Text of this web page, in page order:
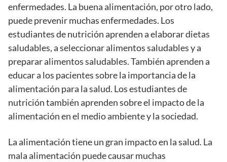
enfermedades. La buena alimentación, por otro lado,
puede prevenir muchas enfermedades. Los
estudiantes de nutrición aprenden a elaborar dietas
saludables, a seleccionar alimentos saludables y a
preparar alimentos saludables. También aprenden a
educar a los pacientes sobre la importancia de la
alimentación para la salud. Los estudiantes de
nutrición también aprenden sobre el impacto de la
alimentación en el medio ambiente y la sociedad.
La alimentación tiene un gran impacto en la salud. La
mala alimentación puede causar muchas